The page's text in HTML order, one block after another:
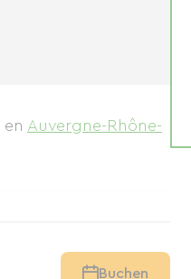
en Auvergne-Rhône-
Buchen